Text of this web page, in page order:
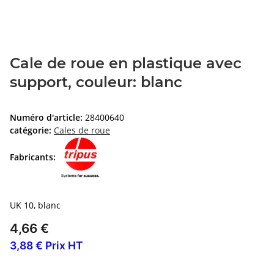
Cale de roue en plastique avec
support, couleur: blanc
Numéro d'article: 28400640
catégorie: Cales de roue
Fabricants:
UK 10, blanc
4,66 €
3,88 € Prix HT